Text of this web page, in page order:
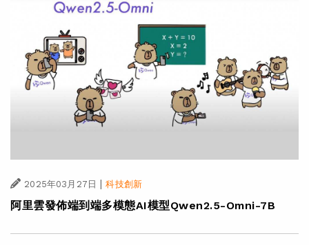
2025年03月27日 | 科技創新
阿里雲發佈端到端多模態AI模型Qwen2.5-Omni-7B